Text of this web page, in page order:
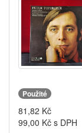
Použité
81,82 Kč
99,00 Kč s DPH